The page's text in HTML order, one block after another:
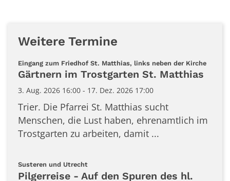
Weitere Termine
Eingang zum Friedhof St. Matthias, links neben der Kirche:
Gärtnern im Trostgarten St. Matthias
3. Aug. 2026 16:00 - 17. Dez. 2026 17:00
Trier. Die Pfarrei St. Matthias sucht
Menschen, die Lust haben, ehrenamtlich im
Trostgarten zu arbeiten, damit ...
Susteren und Utrecht:
Pilgerreise - Auf den Spuren des hl.